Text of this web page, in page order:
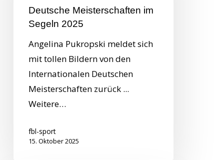
Deutsche Meisterschaften im
Segeln 2025
Angelina Pukropski meldet sich
mit tollen Bildern von den
Internationalen Deutschen
Meisterschaften zurück ...
Weitere…
fbl-sport
15. Oktober 2025